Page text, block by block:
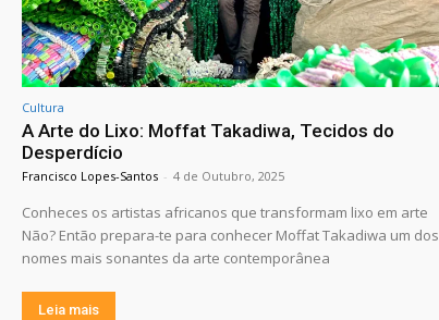
Cultura
A Arte do Lixo: Moffat Takadiwa, Tecidos do
Desperdício
Francisco Lopes-Santos - 4 de Outubro, 2025
Conheces os artistas africanos que transformam lixo em arte
Não? Então prepara-te para conhecer Moffat Takadiwa um dos
nomes mais sonantes da arte contemporânea
Leia mais